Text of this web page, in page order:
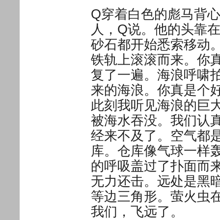
Q穿着白色的彪马背
人，Q说。他的头靠
砂石都开始悉索移动
铁轨上滚滚而来。你
复了一遍。海浪呼啸
来的海浪。你真是个
此刻我听见海浪的巨
被海水吞没。我们认
经来不及了。空气都
库。仓库像气球一样
的呼吸盖过了扑面而
无力还击。远处是黑
等边三角形。萤火虫
我们，飞远了。